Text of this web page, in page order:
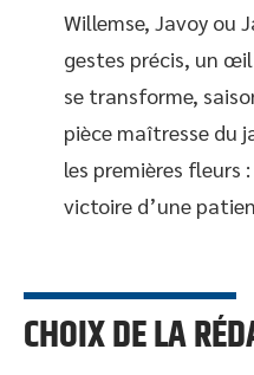
Willemse, Javoy ou
gestes précis, un
se transforme,
pièce maîtresse du
les premières fleurs
victoire d’une
CHOIX DE LA